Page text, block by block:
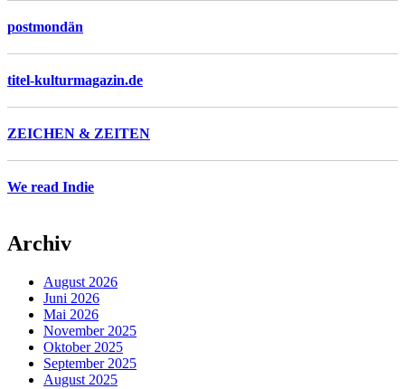
postmondän
titel-kulturmagazin.de
ZEICHEN & ZEITEN
We read Indie
Archiv
August 2026
Juni 2026
Mai 2026
November 2025
Oktober 2025
September 2025
August 2025